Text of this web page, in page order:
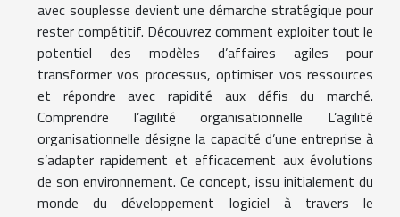
avec souplesse devient une démarche stratégique pour
rester compétitif. Découvrez comment exploiter tout le
potentiel des modèles d’affaires agiles pour
transformer vos processus, optimiser vos ressources
et répondre avec rapidité aux défis du marché.
Comprendre l’agilité organisationnelle L’agilité
organisationnelle désigne la capacité d’une entreprise à
s’adapter rapidement et efficacement aux évolutions
de son environnement. Ce concept, issu initialement du
monde du développement logiciel à travers le